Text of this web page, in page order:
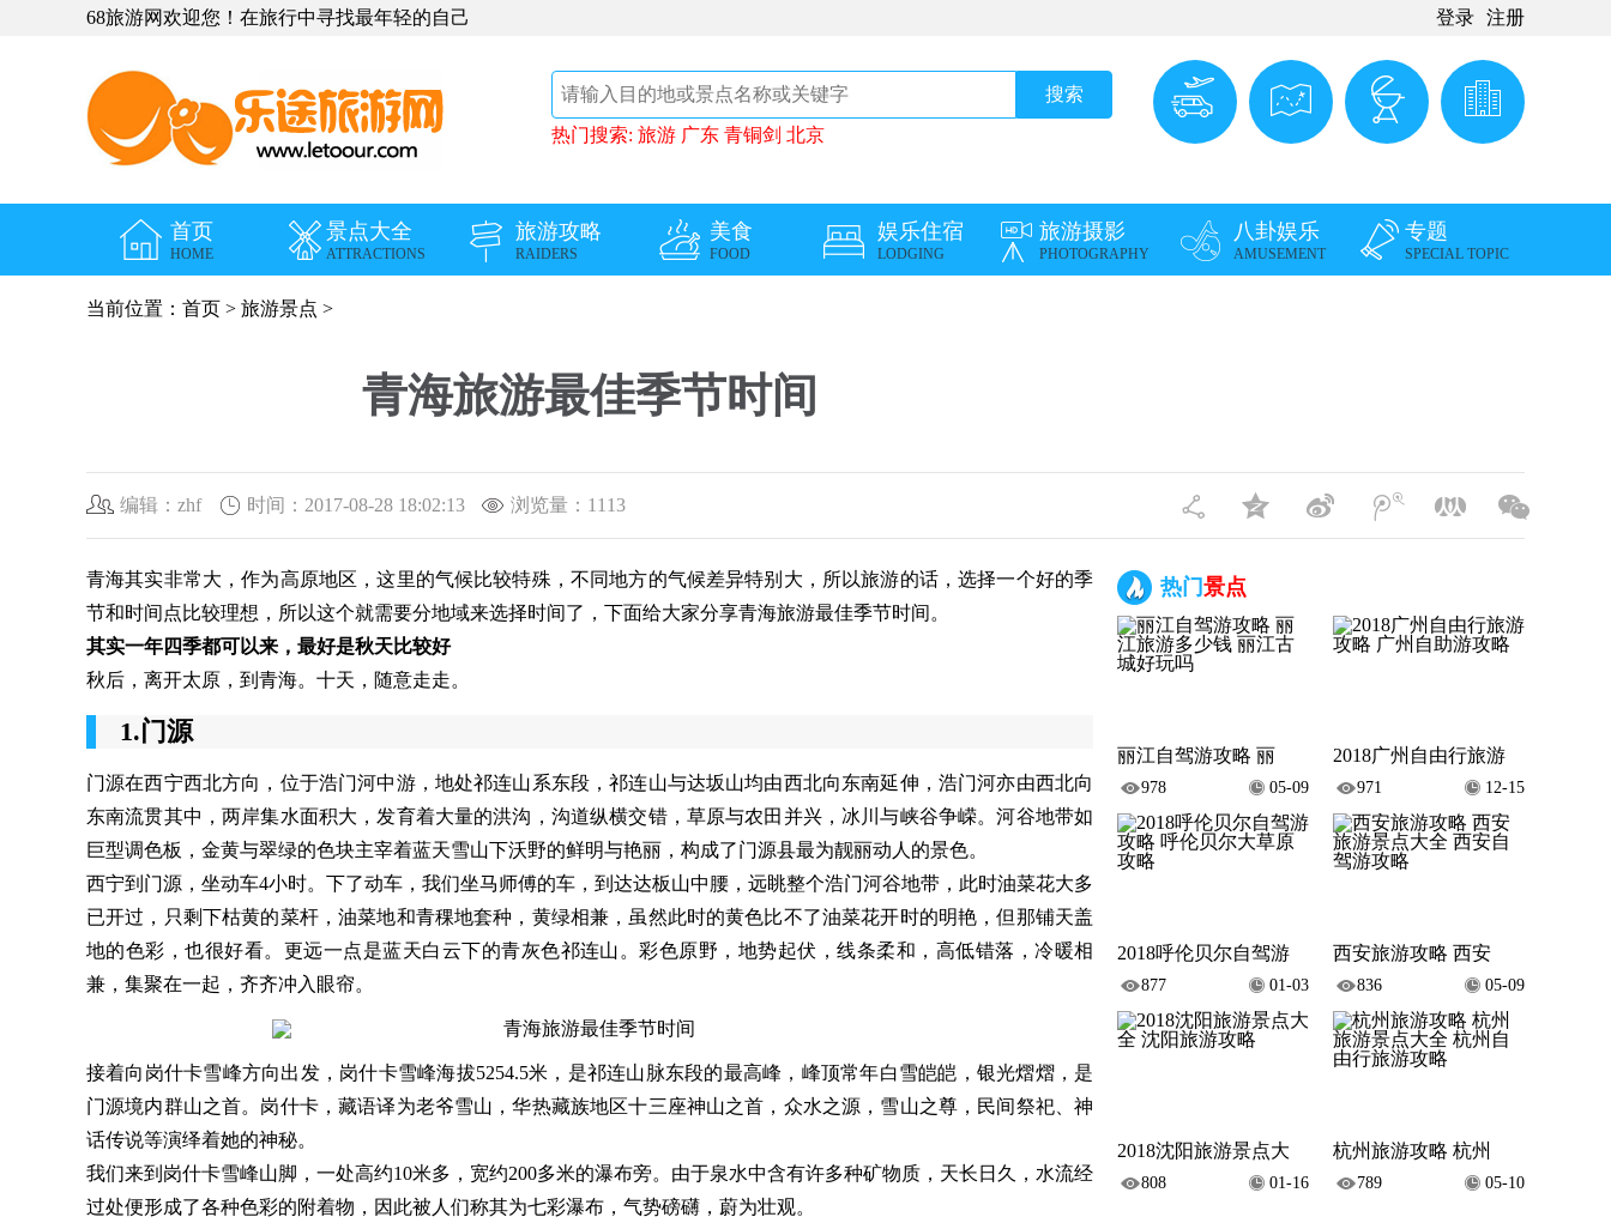
登录 注册
68旅游网欢迎您！在旅行中寻找最年轻的自己
热门搜索: 旅游 广东 青铜剑 北京
旅游
观光
攻略
游记
特色
美食
娱乐
住宿
首页
HOME
景点大全
ATTRACTIONS
旅游攻略
RAIDERS
美食
FOOD
娱乐住宿
LODGING
旅游摄影
PHOTOGRAPHY
八卦娱乐
AMUSEMENT
专题
SPECIAL TOPIC
当前位置： 首页 > 旅游景点 >
青海旅游最佳季节时间
编辑：zhf 时间：2017-08-28 18:02:13 浏览量： 1113
青海其实非常大，作为高原地区，这里的气候比较特殊，不同地方的气候差异特别大，所以旅游的话，选择一个好的季
节和时间点比较理想，所以这个就需要分地域来选择时间了，下面给大家分享青海旅游最佳季节时间。
其实一年四季都可以来，最好是秋天比较好
秋后，离开太原，到青海。十天，随意走走。
1.门源
门源在西宁西北方向，位于浩门河中游，地处祁连山系东段，祁连山与达坂山均由西北向东南延伸，浩门河亦由西北向
东南流贯其中，两岸集水面积大，发育着大量的洪沟，沟道纵横交错，草原与农田并兴，冰川与峡谷争嵘。河谷地带如
巨型调色板，金黄与翠绿的色块主宰着蓝天雪山下沃野的鲜明与艳丽，构成了门源县最为靓丽动人的景色。
西宁到门源，坐动车4小时。下了动车，我们坐马师傅的车，到达达板山中腰，远眺整个浩门河谷地带，此时油菜花大多
已开过，只剩下枯黄的菜杆，油菜地和青稞地套种，黄绿相兼，虽然此时的黄色比不了油菜花开时的明艳，但那铺天盖
地的色彩，也很好看。更远一点是蓝天白云下的青灰色祁连山。彩色原野，地势起伏，线条柔和，高低错落，冷暖相
兼，集聚在一起，齐齐冲入眼帘。
接着向岗什卡雪峰方向出发，岗什卡雪峰海拔5254.5米，是祁连山脉东段的最高峰，峰顶常年白雪皑皑，银光熠熠，是
门源境内群山之首。岗什卡，藏语译为老爷雪山，华热藏族地区十三座神山之首，众水之源，雪山之尊，民间祭祀、神
话传说等演绎着她的神秘。
我们来到岗什卡雪峰山脚，一处高约10米多，宽约200多米的瀑布旁。由于泉水中含有许多种矿物质，天长日久，水流经
过处便形成了各种色彩的附着物，因此被人们称其为七彩瀑布，气势磅礴，蔚为壮观。
热门景点
丽江自驾游攻略 丽
978 05-09
2018广州自由行旅游
971 12-15
2018呼伦贝尔自驾游
877 01-03
西安旅游攻略 西安
836 05-09
2018沈阳旅游景点大
808 01-16
杭州旅游攻略 杭州
789 05-10